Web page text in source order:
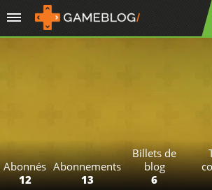
Abonnés
12
Abonnements
13
Billets de
blog
6